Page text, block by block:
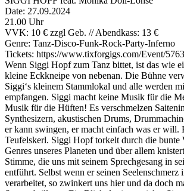
Date: 27.09.2024
21.00 Uhr
VVK: 10 € zzgl Geb. // Abendkass: 13 €
Genre: Tanz-Disco-Funk-Rock-Party-Inferno
Tickets: https://www.tixforgigs.com/Event/
Wenn Siggi Hopf zum Tanz bittet, ist das wie
kleine Eckkneipe von nebenan. Die Bühne
Siggi‘s kleinem Stammlokal und alle werden
empfangen. Siggi macht keine Musik für die
Musik für die Hüften! Es verschmelzen
Synthesizern, akustischen Drums,
er kann swingen, er macht einfach was er will.
Teufelskerl. Siggi Hopf torkelt durch die bunte
Genres unseres Planeten und über allem
Stimme, die uns mit seinem Sprechgesang in
entführt. Selbst wenn er seinen Seelenschmerz
verarbeitet, so zwinkert uns hier und da doch